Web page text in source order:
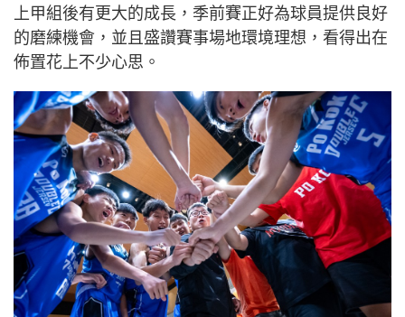
上甲組後有更大的成長，季前賽正好為球員提供良好
的磨練機會，並且盛讚賽事場地環境理想，看得出在
佈置花上不少心思。